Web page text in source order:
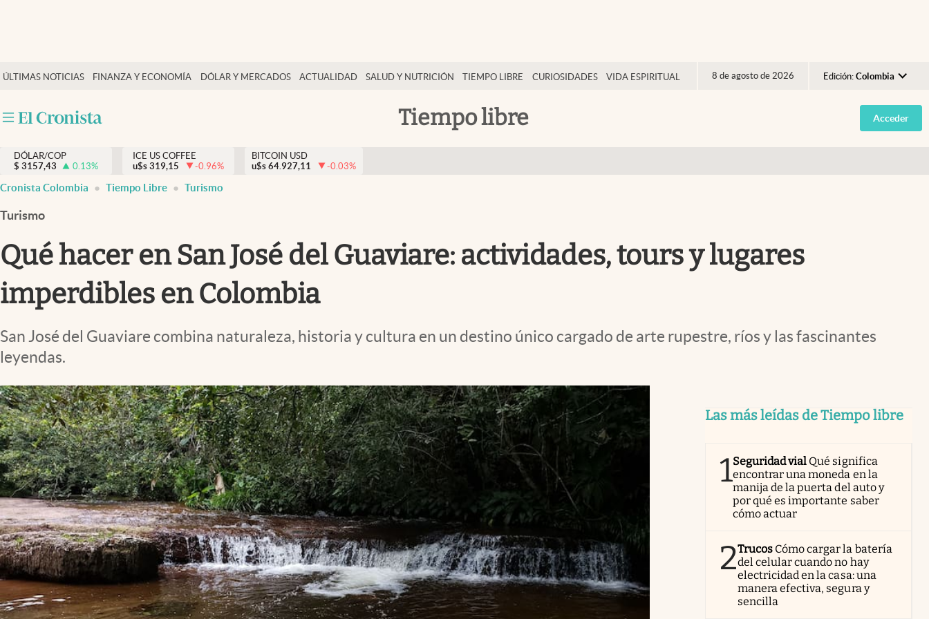
ÚLTIMAS NOTICIAS FINANZA Y ECONOMÍA DÓLAR Y MERCADOS ACTUALIDAD SALUD Y NUTRICIÓN TIEMPO LIBRE CURIOSIDADES VIDA ESPIRITUAL 8 de agosto de 2026 Edición: Colombia
Argentina
España
Tiempo libre
Salud y nutrición
Tiempo libre
Dólar y mercados
Curiosidades
Acceder
DÓLAR/COP
$ 3157,43 0.13%
ICE US COFFEE
u$s 319,15 -0.96%
BITCOIN USD
u$s 64.927,11 -0.03%
Cronista Colombia Tiempo Libre Turismo
Turismo
Qué hacer en San José del Guaviare: actividades, tours y lugares
imperdibles en Colombia
San José del Guaviare combina naturaleza, historia y cultura en un destino único cargado de arte rupestre, ríos y las fascinantes
leyendas.
Las más leídas de Tiempo libre
1Seguridad vial Qué significa
encontrar una moneda en la
manija de la puerta del auto y
por qué es importante saber
cómo actuar
2Trucos Cómo cargar la batería
del celular cuando no hay
electricidad en la casa: una
manera efectiva, segura y
sencilla